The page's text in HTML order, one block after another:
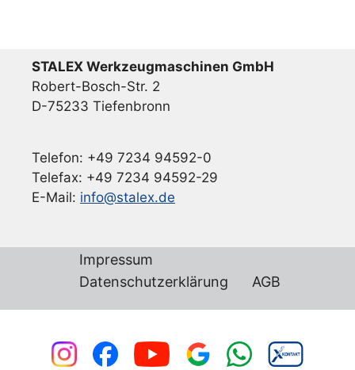
STALEX Werkzeugmaschinen GmbH
Robert-Bosch-Str. 2
D-75233 Tiefenbronn
Telefon: +49 7234 94592-0
Telefax: +49 7234 94592-29
E-Mail: info@stalex.de
Impressum
Datenschutzerklärung
AGB